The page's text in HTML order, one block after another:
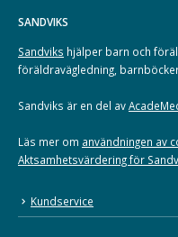
SANDVIKS
Sandviks hjälper barn och
föräldravägledning,
Sandviks är en del av
Läs mer om användningen av
Aktsamhetsvärdering för
Kundservice